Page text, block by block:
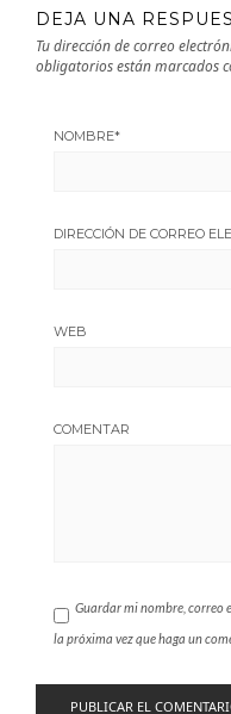
DEJA UNA
Tu dirección de correo
obligatorios están marcados
NOMBRE*
DIRECCIÓN DE CORREO
WEB
COMENTAR
Guardar mi nombre, correo
la próxima vez que haga un